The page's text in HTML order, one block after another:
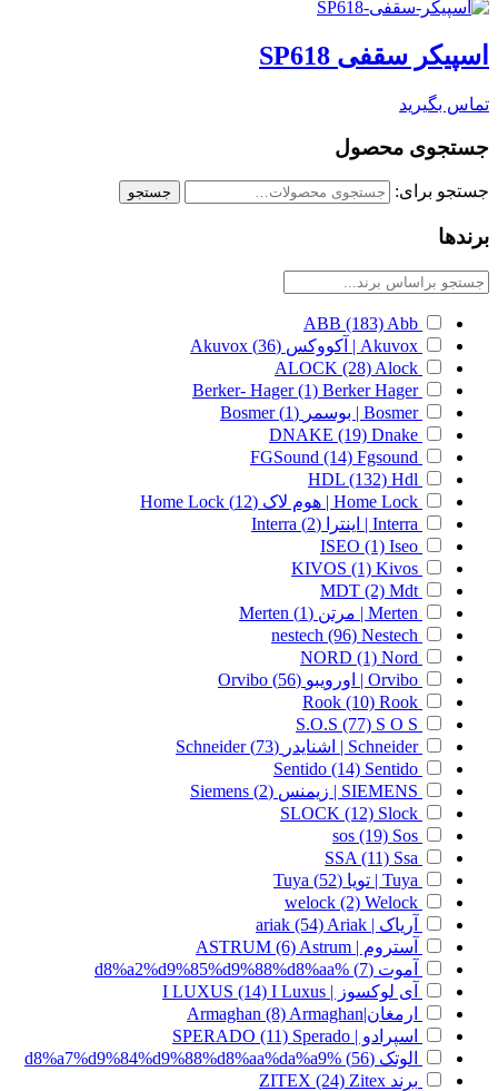
اسپیکر سقفی SP618
تماس بگیرید
جستجوی محصول
جستجو برای: جستجو
برندها
ABB (183) Abb
Akuvox | آکووکس
(36)
Akuvox
ALOCK (28) Alock
Berker- Hager (1) Berker Hager
Bosmer | بوسمر
(1)
Bosmer
DNAKE (19) Dnake
FGSound (14) Fgsound
HDL (132) Hdl
Home Lock | هوم لاک
(12)
Home Lock
Interra | اینترا
(2)
Interra
ISEO (1) Iseo
KIVOS (1) Kivos
MDT (2) Mdt
Merten | مرتن
(1)
Merten
nestech (96) Nestech
NORD (1) Nord
Orvibo | اورویبو
(56)
Orvibo
Rook (10) Rook
S.O.S (77) S O S
Schneider | اشنایدر
(73)
Schneider
Sentido (14) Sentido
SIEMENS | زیمنس
(2)
Siemens
SLOCK (12) Slock
sos (19) Sos
SSA (11) Ssa
Tuya | تویا
(52)
Tuya
welock (2) Welock
آریاک | ariak
(54) Ariak
آستروم | ASTRUM
(6) Astrum
آموت (7)
%d8%a2%d9%85%d9%88%d8%aa
آی لوکسوز | I LUXUS
(14) I Luxus
ارمغان|Armaghan
(8) Armaghan
اسپرادو | SPERADO
(11) Sperado
الوتک (56)
%d8%a7%d9%84%d9%88%d8%aa%da%a9
برند ZITEX
(24) Zitex